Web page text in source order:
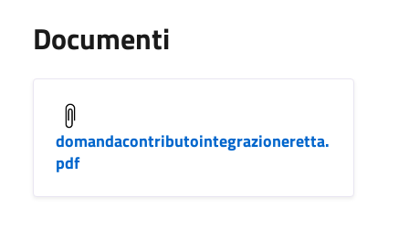
Documenti
domandacontributointegrazioneretta.
pdf